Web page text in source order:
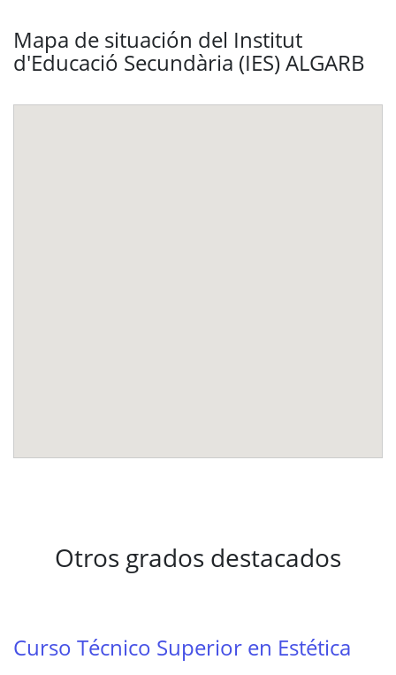
Mapa de situación del Institut
d'Educació Secundària (IES) ALGARB
Otros grados destacados
Curso Técnico Superior en Estética